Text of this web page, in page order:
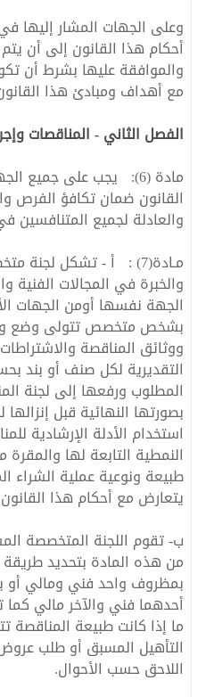
وعلى الجهات المشار إليها
أحكام هذا القانون إلى أن يتم
والموافقة عليها بشرط أن
مع أهداف ومبادئ هذا
الفصل الثاني - المناقصات
مادة (6): يجب على جميع
القانون ضمان تكافؤ الفرص
والعادلة لجميع المتنافسين
مـادة(7) : أ - تشكل
والخبرة في المجالات الفنية
الجهة نفسها أومن الجهات
بشخص متخصص تتولى وضع
ووثائق المناقصة
التقديرية لكل صنف أو بند
المطلوب ورفعها إلى لجنة
بصورتها النهائية قبل
استخدام الأدلة الإرشادية
النمطية التابعة لها
طبيعة ونوعية عملية الشراء
يتعارض مع أحكام هذا
ب- تقوم اللجنة المتخصصة
من هذه المادة بتحديد طريقة
بمظروف واحد فني ومالي أو
أحدهما فني والآخر مالي
ما إذا كانت طبيعة المناقصة
التأهيل المسبق أو طلب
اللاحق حسب الأحوال.